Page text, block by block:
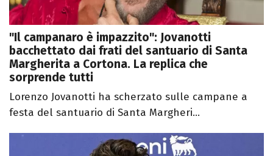
"Il campanaro è impazzito": Jovanotti
bacchettato dai frati del santuario di Santa
Margherita a Cortona. La replica che
sorprende tutti
Lorenzo Jovanotti ha scherzato sulle campane a
festa del santuario di Santa Margheri...